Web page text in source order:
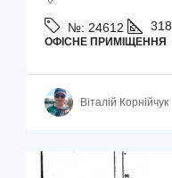
№: 24612 318
ОФІСНЕ ПРИМІЩЕННЯ
Віталій Корнійчук